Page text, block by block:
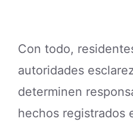
Con todo,
autoridades
determinen
hechos registrados